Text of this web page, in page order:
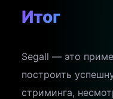
Итог
Segall — это
построить
стриминга,